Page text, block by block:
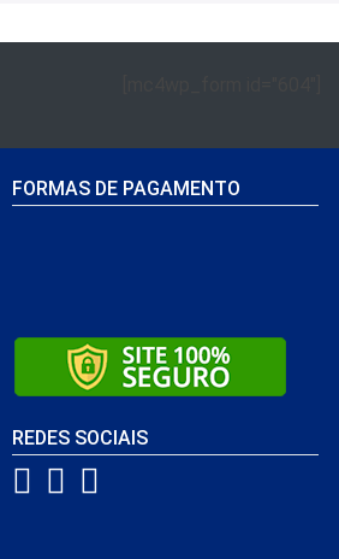
FORMAS DE PAGAMENTO
REDES SOCIAIS